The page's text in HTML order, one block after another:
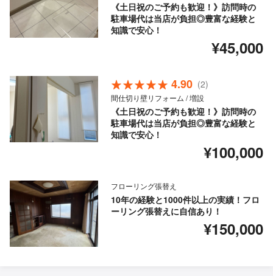
《土日祝のご予約も歓迎！》訪問時の
駐車場代は当店が負担◎豊富な経験と
知識で安心！
¥45,000
4.90 (2)
間仕切り壁リフォーム / 増設
《土日祝のご予約も歓迎！》訪問時の
駐車場代は当店が負担◎豊富な経験と
知識で安心！
¥100,000
フローリング張替え
10年の経験と1000件以上の実績！フロ
ーリング張替えに自信あり！
¥150,000